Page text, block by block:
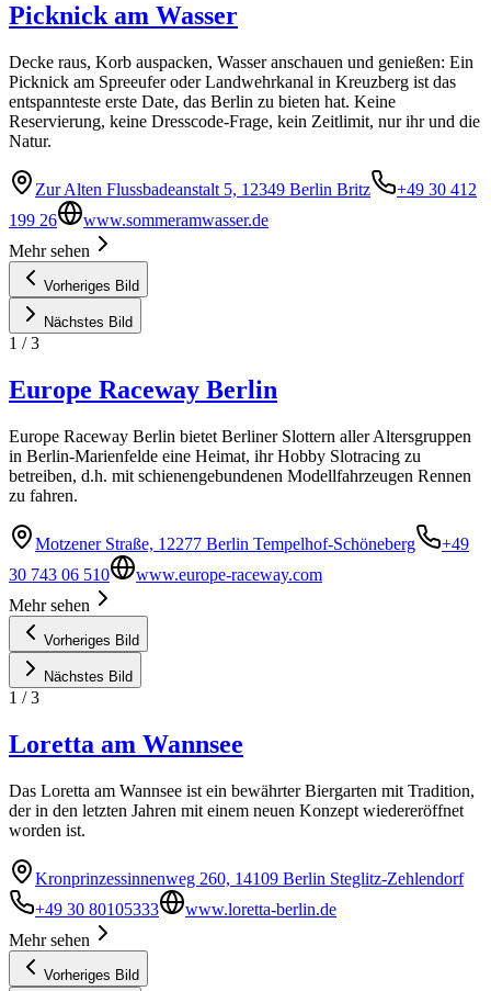
Picknick am Wasser
Decke raus, Korb auspacken, Wasser anschauen und genießen: Ein
Picknick am Spreeufer oder Landwehrkanal in Kreuzberg ist das
entspannteste erste Date, das Berlin zu bieten hat. Keine
Reservierung, keine Dresscode-Frage, kein Zeitlimit, nur ihr und die
Natur.
Zur Alten Flussbadeanstalt 5, 12349 Berlin Britz
+49 30 412
199 26
www.sommeramwasser.de
Mehr sehen
Vorheriges Bild
Nächstes Bild
1 /3
Europe Raceway Berlin
Europe Raceway Berlin bietet Berliner Slottern aller Altersgruppen
in Berlin-Marienfelde eine Heimat, ihr Hobby Slotracing zu
betreiben, d.h. mit schienengebundenen Modellfahrzeugen Rennen
zu fahren.
Motzener Straße, 12277 Berlin Tempelhof-Schöneberg
+49
30 743 06 510
www.europe-raceway.com
Mehr sehen
Vorheriges Bild
Nächstes Bild
1 /3
Loretta am Wannsee
Das Loretta am Wannsee ist ein bewährter Biergarten mit Tradition,
der in den letzten Jahren mit einem neuen Konzept wiedereröffnet
worden ist.
Kronprinzessinnenweg 260, 14109 Berlin Steglitz-Zehlendorf
+49 30 80105333
www.loretta-berlin.de
Mehr sehen
Vorheriges Bild